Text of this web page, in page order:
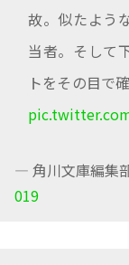
故。似たよう
当者。そして
トをその目で
— 角川文庫編集
019